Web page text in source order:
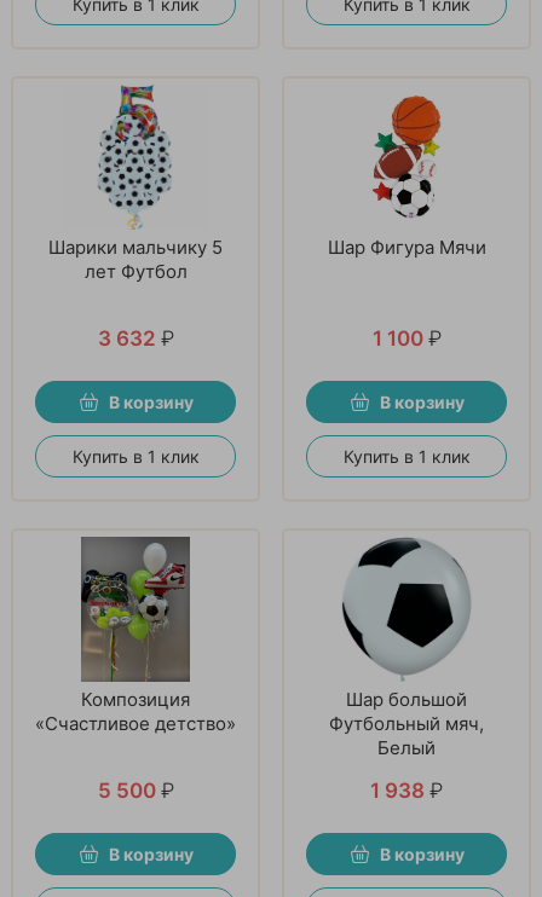
Шарики мальчику 5
лет Футбол
3 632 ₽
В корзину
Купить в 1 клик
Шар Фигура Мячи
1 100 ₽
В корзину
Купить в 1 клик
Композиция
«Счастливое детство»
5 500 ₽
В корзину
Шар большой
Футбольный мяч,
Белый
1 938 ₽
В корзину